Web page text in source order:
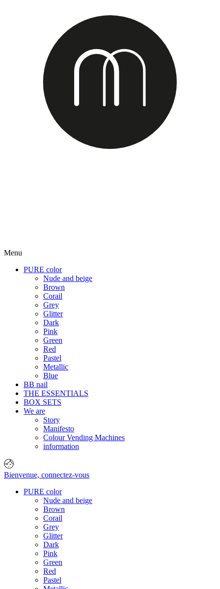
Menu
PURE color
Nude and beige
Brown
Corail
Grey
Glitter
Dark
Pink
Green
Red
Pastel
Metallic
Blue
BB nail
THE ESSENTIALS
BOX SETS
We are
Story
Manifesto
Colour Vending Machines
information
Bienvenue, connectez-vous
PURE color
Nude and beige
Brown
Corail
Grey
Glitter
Dark
Pink
Green
Red
Pastel